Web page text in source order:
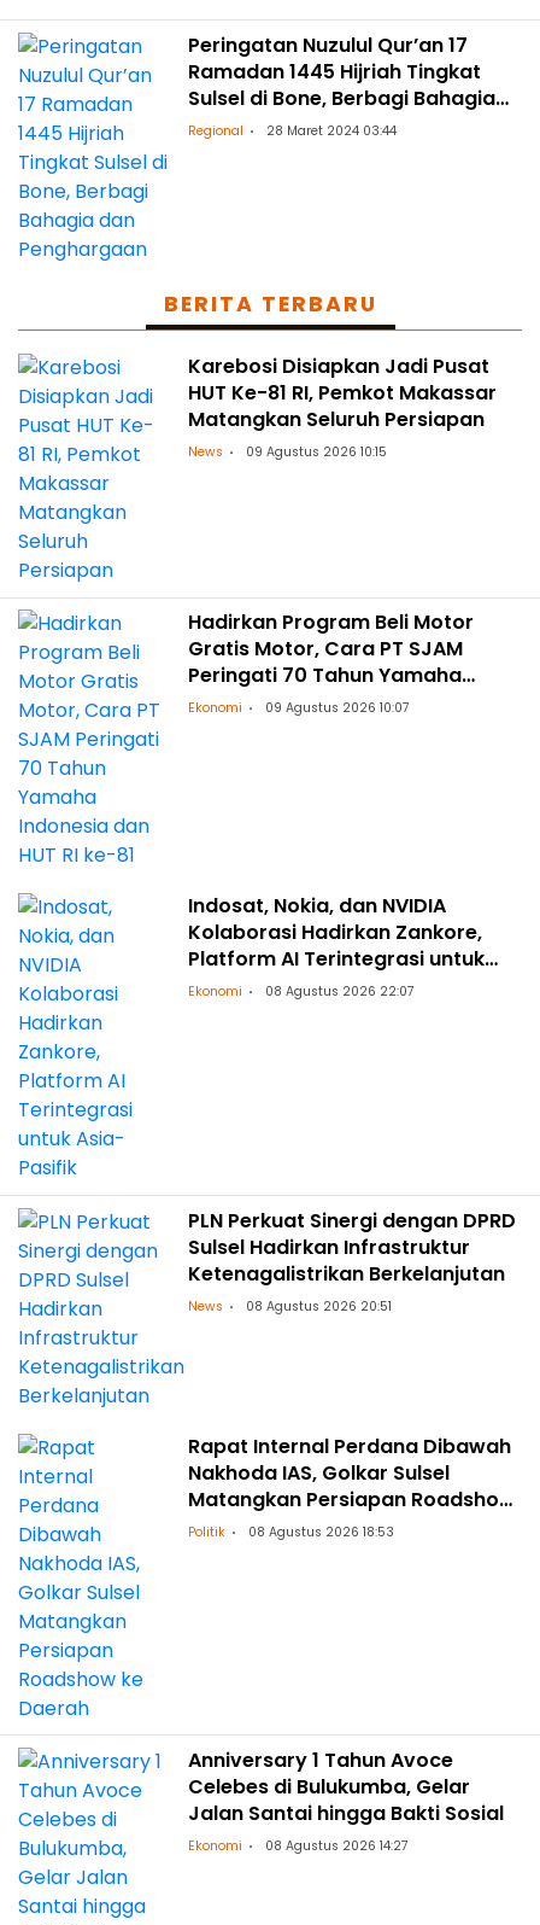
Peringatan Nuzulul Qur’an 17
Ramadan 1445 Hijriah Tingkat
Sulsel di Bone, Berbagi Bahagia
dan Penghargaan
Regional 28 Maret 2024 03:44
BERITA TERBARU
Karebosi Disiapkan Jadi Pusat
HUT Ke-81 RI, Pemkot Makassar
Matangkan Seluruh Persiapan
News 09 Agustus 2026 10:15
Hadirkan Program Beli Motor
Gratis Motor, Cara PT SJAM
Peringati 70 Tahun Yamaha
Indonesia dan HUT RI ke-81
Ekonomi 09 Agustus 2026 10:07
Indosat, Nokia, dan NVIDIA
Kolaborasi Hadirkan Zankore,
Platform AI Terintegrasi untuk
Asia-Pasifik
Ekonomi 08 Agustus 2026 22:07
PLN Perkuat Sinergi dengan DPRD
Sulsel Hadirkan Infrastruktur
Ketenagalistrikan Berkelanjutan
News 08 Agustus 2026 20:51
Rapat Internal Perdana Dibawah
Nakhoda IAS, Golkar Sulsel
Matangkan Persiapan Roadshow
ke Daerah
Politik 08 Agustus 2026 18:53
Anniversary 1 Tahun Avoce
Celebes di Bulukumba, Gelar
Jalan Santai hingga Bakti Sosial
Ekonomi 08 Agustus 2026 14:27